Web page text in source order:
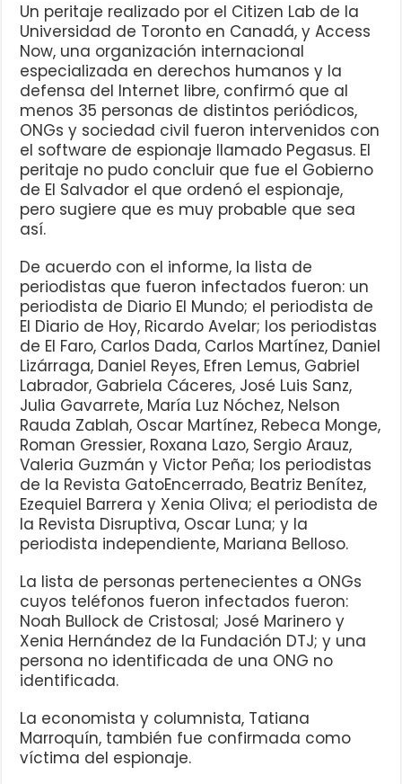
Un peritaje realizado por el Citizen Lab de la
Universidad de Toronto en Canadá, y Access
Now, una organización internacional
especializada en derechos humanos y la
defensa del Internet libre, confirmó que al
menos 35 personas de distintos periódicos,
ONGs y sociedad civil fueron intervenidos con
el software de espionaje llamado Pegasus. El
peritaje no pudo concluir que fue el Gobierno
de El Salvador el que ordenó el espionaje,
pero sugiere que es muy probable que sea
así.
De acuerdo con el informe, la lista de
periodistas que fueron infectados fueron: un
periodista de Diario El Mundo; el periodista de
El Diario de Hoy, Ricardo Avelar; los periodistas
de El Faro, Carlos Dada, Carlos Martínez, Daniel
Lizárraga, Daniel Reyes, Efren Lemus, Gabriel
Labrador, Gabriela Cáceres, José Luis Sanz,
Julia Gavarrete, María Luz Nóchez, Nelson
Rauda Zablah, Oscar Martínez, Rebeca Monge,
Roman Gressier, Roxana Lazo, Sergio Arauz,
Valeria Guzmán y Victor Peña; los periodistas
de la Revista GatoEncerrado, Beatriz Benítez,
Ezequiel Barrera y Xenia Oliva; el periodista de
la Revista Disruptiva, Oscar Luna; y la
periodista independiente, Mariana Belloso.
La lista de personas pertenecientes a ONGs
cuyos teléfonos fueron infectados fueron:
Noah Bullock de Cristosal; José Marinero y
Xenia Hernández de la Fundación DTJ; y una
persona no identificada de una ONG no
identificada.
La economista y columnista, Tatiana
Marroquín, también fue confirmada como
víctima del espionaje.